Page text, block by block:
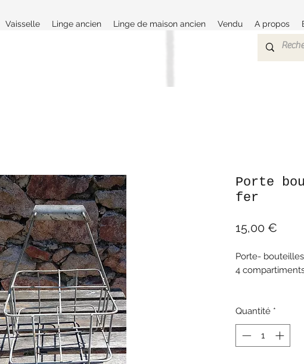
Vaisselle Linge ancien Linge de maison ancien Vendu A propos
Porte
fer
15,00 €
Porte-
4
Quantité *